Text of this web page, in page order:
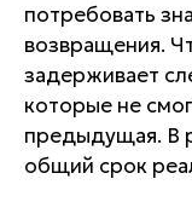
потребовать
возвращения.
задерживает
которые не
предыдущая. В
общий срок